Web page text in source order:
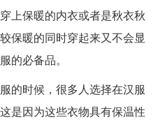
上保暖的内衣或者是秋衣秋
保暖的同时穿起来又不会显
的必备品。
的时候，很多人选择在汉服
是因为这些衣物具有保温性